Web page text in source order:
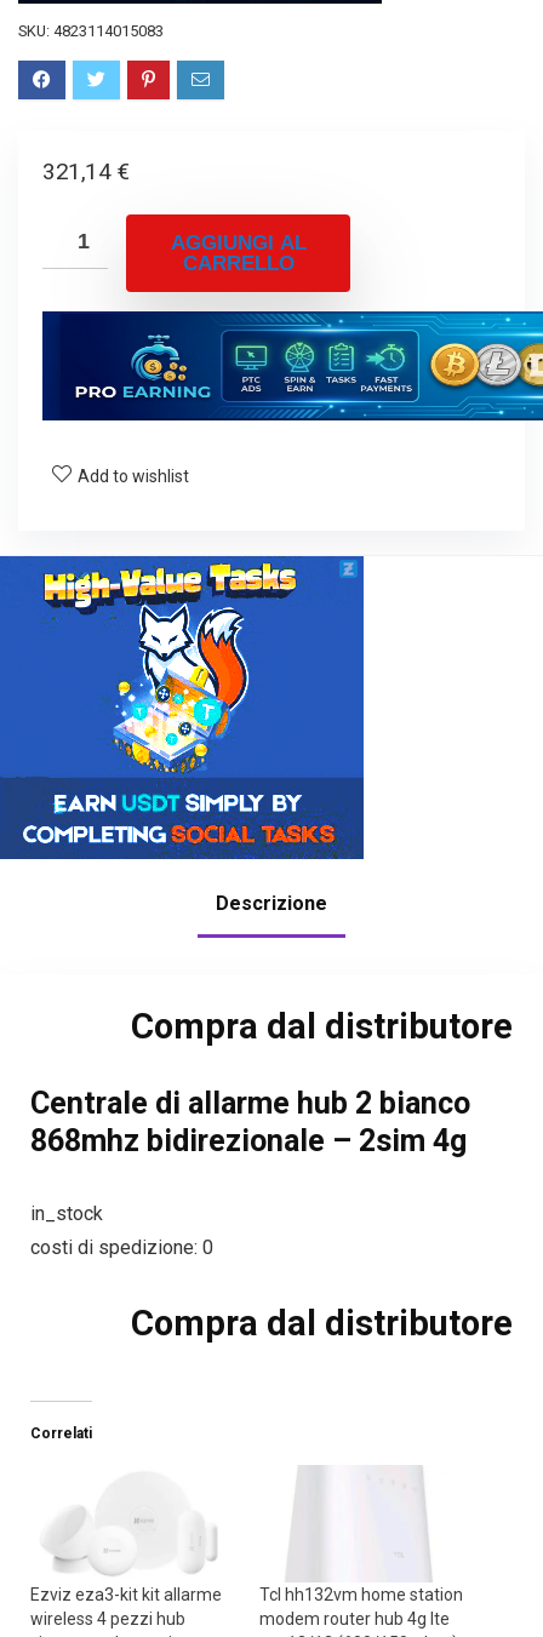
SKU: 4823114015083
321,14 €
AGGIUNGI AL
CARRELLO
Add to wishlist
Descrizione
Compra dal distributore
Centrale di allarme hub 2 bianco
868mhz bidirezionale – 2sim 4g
in_stock
costi di spedizione: 0
Compra dal distributore
Correlati
Ezviz eza3-kit kit allarme
wireless 4 pezzi hub
Tcl hh132vm home station
modem router hub 4g lte